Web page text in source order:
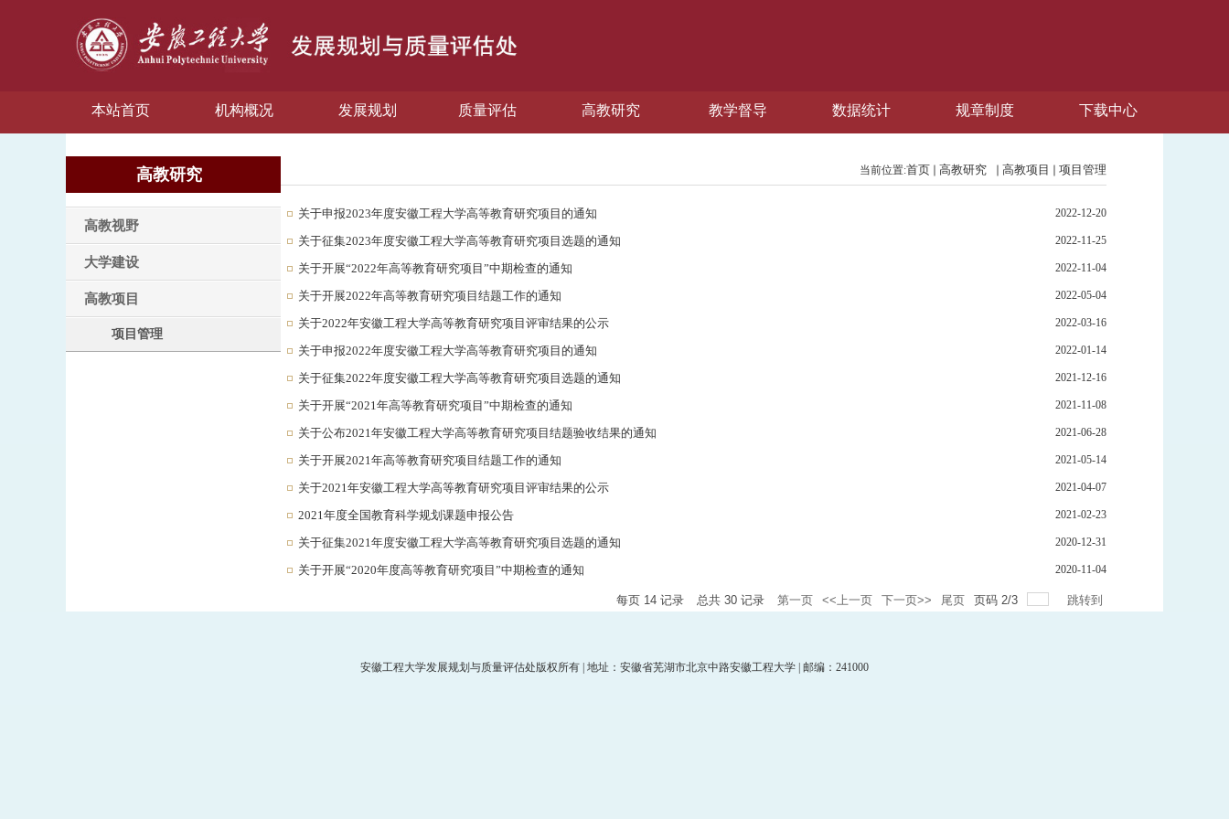
本站首页 机构概况 发展规划 质量评估 高教研究 教学督导 数据统计 规章制度 下载中心
高教研究
高教视野
大学建设
高教项目
项目管理
当前位置:首页 高教研究 高教项目 项目管理
关于申报2023年度安徽工程大学高等教育研究项目的通知 2022-12-20
关于征集2023年度安徽工程大学高等教育研究项目选题的通知 2022-11-25
关于开展“2022年高等教育研究项目”中期检查的通知 2022-11-04
关于开展2022年高等教育研究项目结题工作的通知 2022-05-04
关于2022年安徽工程大学高等教育研究项目评审结果的公示 2022-03-16
关于申报2022年度安徽工程大学高等教育研究项目的通知 2022-01-14
关于征集2022年度安徽工程大学高等教育研究项目选题的通知 2021-12-16
关于开展“2021年高等教育研究项目”中期检查的通知 2021-11-08
关于公布2021年安徽工程大学高等教育研究项目结题验收结果的通知 2021-06-28
关于开展2021年高等教育研究项目结题工作的通知 2021-05-14
关于2021年安徽工程大学高等教育研究项目评审结果的公示 2021-04-07
2021年度全国教育科学规划课题申报公告 2021-02-23
关于征集2021年度安徽工程大学高等教育研究项目选题的通知 2020-12-31
关于开展“2020年度高等教育研究项目”中期检查的通知 2020-11-04
每页 14 记录 总共 30 记录 第一页 <<上一页 下一页>> 尾页 页码 2/3 跳转到
安徽工程大学发展规划与质量评估处版权所有 | 地址：安徽省芜湖市北京中路安徽工程大学 | 邮编：241000